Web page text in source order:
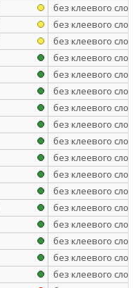
без клеевого слоя
без клеевого слоя
без клеевого слоя
без клеевого слоя
без клеевого слоя
без клеевого слоя
без клеевого слоя
без клеевого слоя
без клеевого слоя
без клеевого слоя
без клеевого слоя
без клеевого слоя
без клеевого слоя
без клеевого слоя
без клеевого слоя
без клеевого слоя
без клеевого слоя